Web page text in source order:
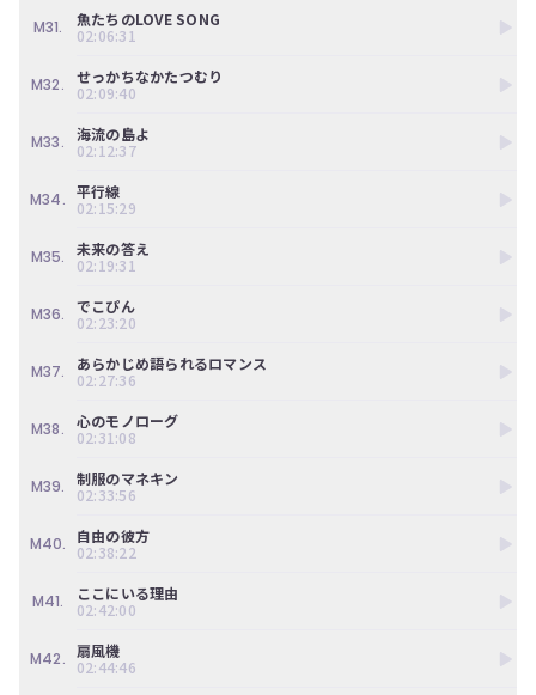
M31.
魚たちのLOVE SONG
02:06:31
M32.
せっかちなかたつむり
02:09:40
M33.
海流の島よ
02:12:37
M34. 平行線
02:15:29
M35.
未来の答え
02:19:31
M36.
でこぴん
02:23:20
M37.
あらかじめ語られるロマンス
02:27:36
M38.
心のモノローグ
02:31:08
M39.
制服のマネキン
02:33:56
M40.
自由の彼方
02:38:22
M41.
ここにいる理由
02:42:00
M42.
扇風機
02:44:46